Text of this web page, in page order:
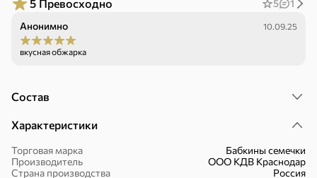
5 Превосходно 5
1
Анонимно
10.09.25
вкусная обжарка
Состав
Характеристики
Торговая марка
Бабкины семечки
Производитель
ООО КДВ Краснодар
Страна производства
Россия
30,2 ₽
ХИТ 4,9
36 г
«Nut&Go», батончик с миндалём, пеканом, карамелью, морской солью, 36 г
ХИТ 5